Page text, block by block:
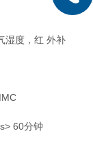
湿度，红 外补
60分钟